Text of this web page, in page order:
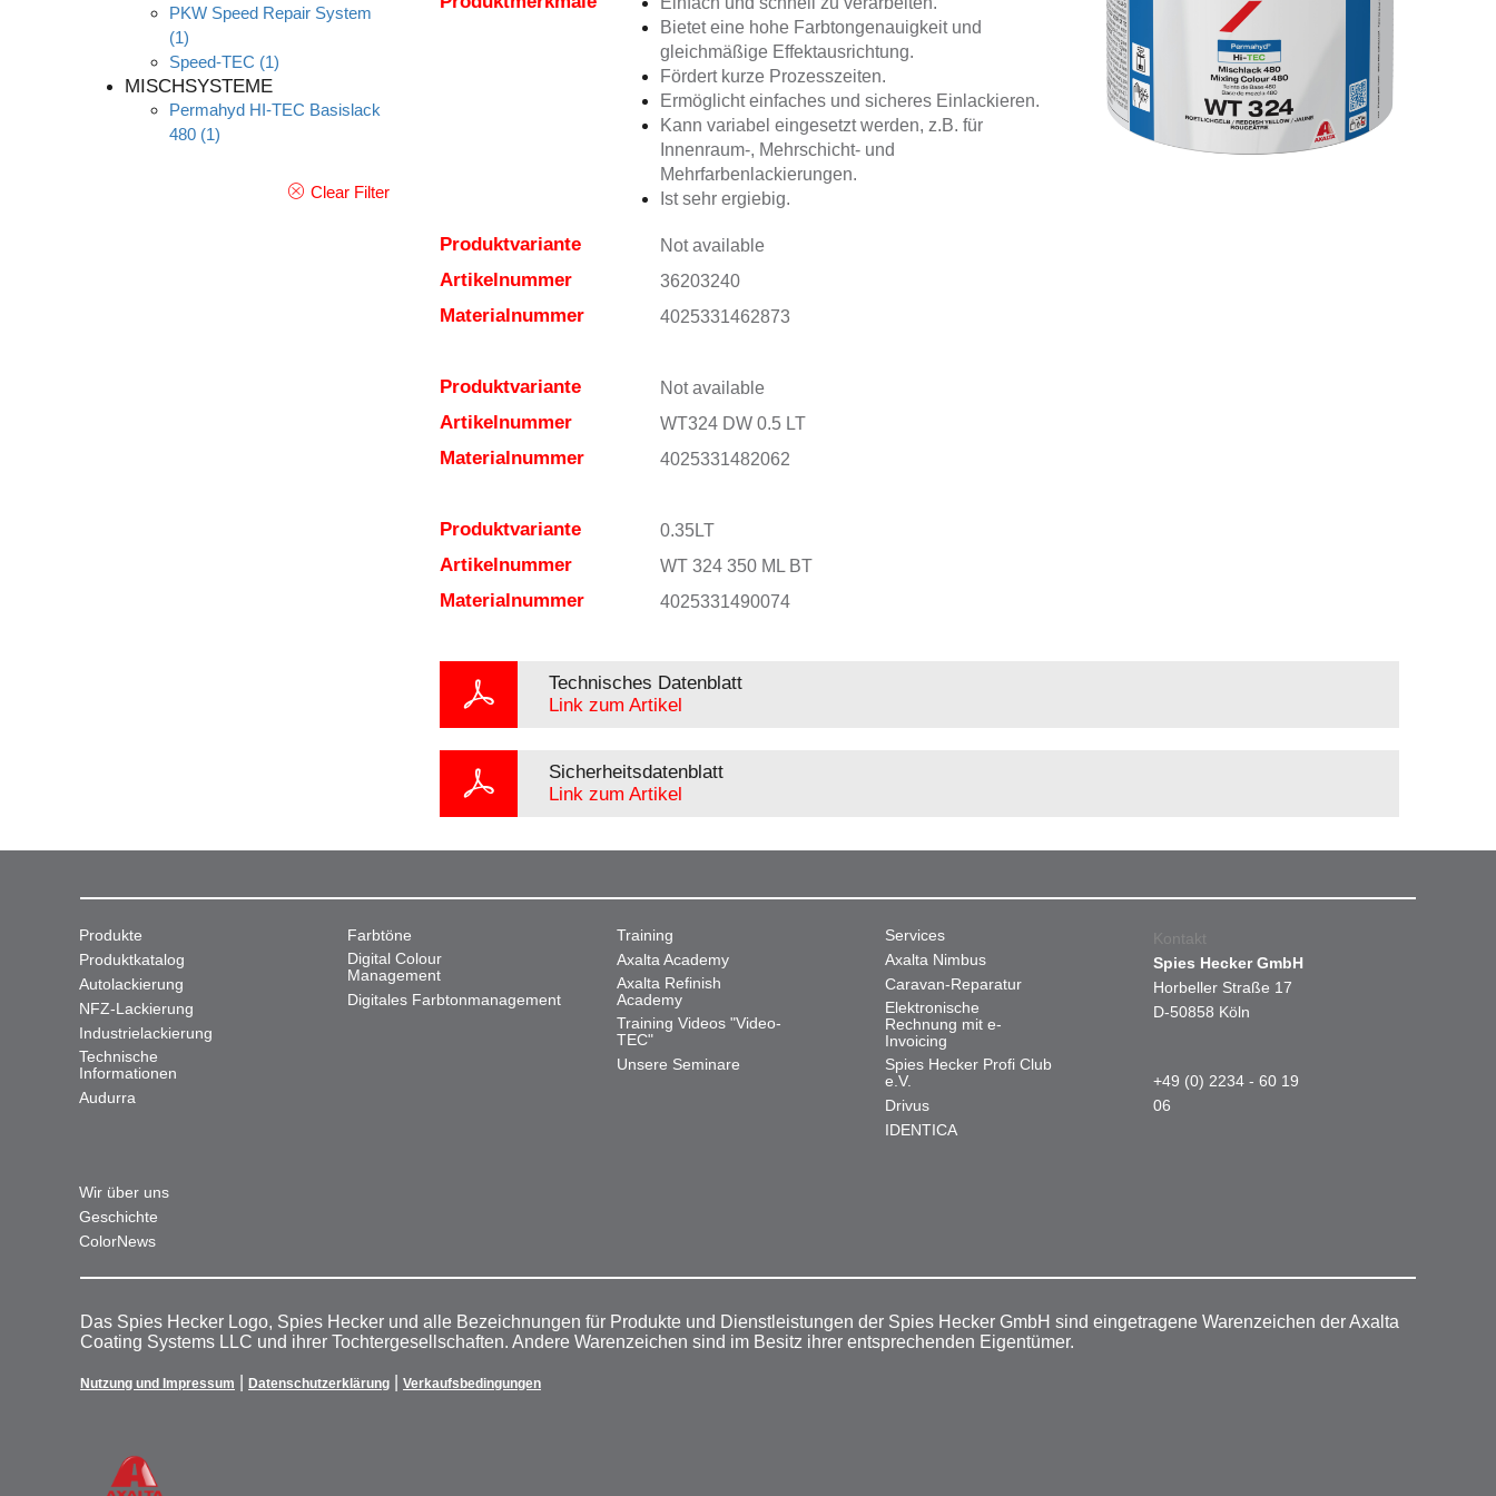
PKW Speed Repair System
(1)
Speed-TEC (1)
MISCHSYSTEME
Permahyd HI-TEC Basislack
480 (1)
Clear Filter
Bietet eine hohe Farbtongenauigkeit und
gleichmäßige Effektausrichtung.
Fördert kurze Prozesszeiten.
Ermöglicht einfaches und sicheres Einlackieren.
Kann variabel eingesetzt werden, z.B. für
Innenraum-, Mehrschicht- und
Mehrfarbenlackierungen.
Ist sehr ergiebig.
Produktvariante Not available
Artikelnummer 36203240
Materialnummer 4025331462873
Produktvariante Not available
Artikelnummer WT324 DW 0.5 LT
Materialnummer 4025331482062
Produktvariante 0.35LT
Artikelnummer WT 324 350 ML BT
Materialnummer 4025331490074
Technisches Datenblatt
Link zum Artikel
Sicherheitsdatenblatt
Link zum Artikel
Produkte
Produktkatalog
Autolackierung
NFZ-Lackierung
Industrielackierung
Technische
Informationen
Audurra
Farbtöne
Digital Colour
Management
Digitales Farbtonmanagement
Training
Axalta Academy
Axalta Refinish
Academy
Training Videos "Video-
TEC"
Unsere Seminare
Services
Axalta Nimbus
Caravan-Reparatur
Elektronische
Rechnung mit e-
Invoicing
Spies Hecker Profi Club
e.V.
Drivus
IDENTICA
Wir über uns
Geschichte
ColorNews
Kontakt
Spies Hecker GmbH
Horbeller Straße 17
D-50858 Köln
+49 (0) 2234 - 60 19
06
Das Spies Hecker Logo, Spies Hecker und alle Bezeichnungen für Produkte und Dienstleistungen der Spies Hecker GmbH sind eingetragene Warenzeichen der Axalta
Coating Systems LLC und ihrer Tochtergesellschaften. Andere Warenzeichen sind im Besitz ihrer entsprechenden Eigentümer.
Nutzung und Impressum Datenschutzerklärung Verkaufsbedingungen